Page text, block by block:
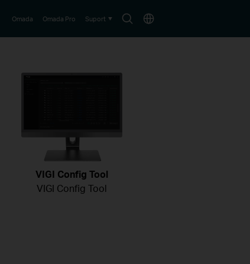
SearchChoose
Omada Omada Pro Suport
VIGI Config Tool
VIGI Config Tool